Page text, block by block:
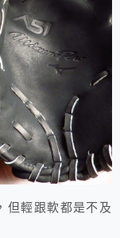
但輕跟軟都是不及